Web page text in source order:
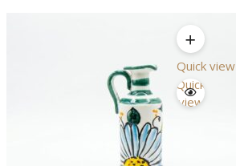
Quick view
Quick
view